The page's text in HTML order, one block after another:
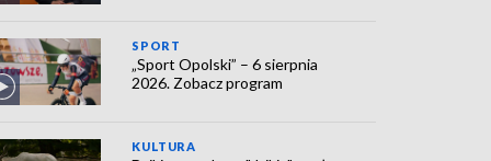
SPORT
„Sport Opolski” – 6 sierpnia
2026. Zobacz program
KULTURA